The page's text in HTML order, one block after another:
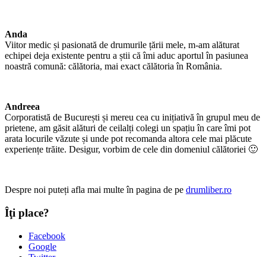
Anda
Viitor medic și pasionată de drumurile țării mele, m-am alăturat
echipei deja existente pentru a știi că îmi aduc aportul în pasiunea
noastră comună: călătoria, mai exact călătoria în România.
Andreea
Corporatistă de București și mereu cea cu inițiativă în grupul meu de
prietene, am găsit alături de ceilalți colegi un spațiu în care îmi pot
arata locurile văzute și unde pot recomanda altora cele mai plăcute
experiențe trăite. Desigur, vorbim de cele din domeniul călătoriei 🙂
Despre noi puteți afla mai multe în pagina de pe drumliber.ro
Îţi place?
Facebook
Google